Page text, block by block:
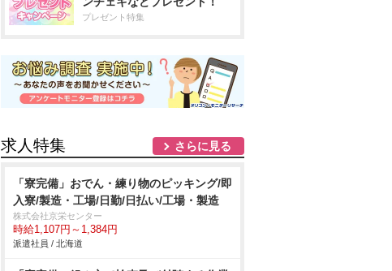
プレゼント特集
求人特集 さらに見る
「寮完備」おでん・練り物のピッキング/即
入寮/製造・工場/日勤/日払い/工場・製造
株式会社京栄センター
時給1,107円～1,384円
派遣社員 / 北海道